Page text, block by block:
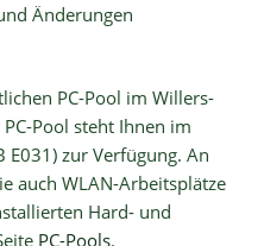
Änderungen
PC-Pool im Willers-
Pool steht Ihnen im
E031) zur Verfügung. An
auch WLAN-Arbeitsplätze
Hard- und
PC-Pools.